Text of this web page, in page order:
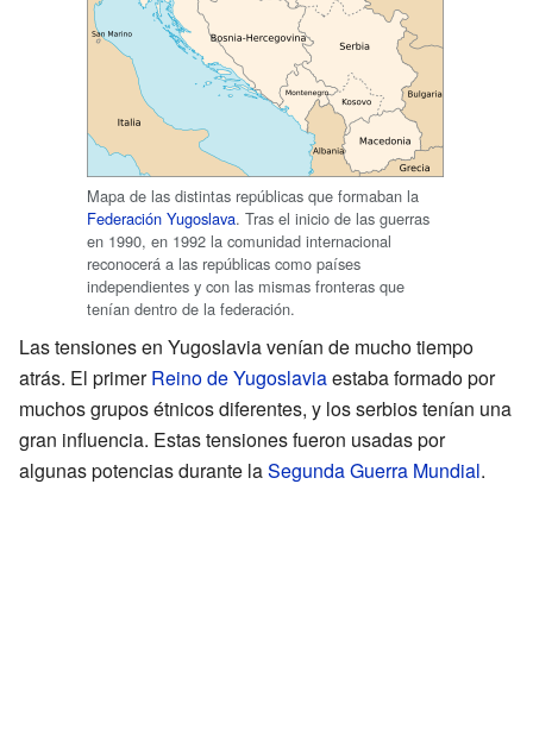
Mapa de las distintas repúblicas que formaban la
Federación Yugoslava. Tras el inicio de las guerras
en 1990, en 1992 la comunidad internacional
reconocerá a las repúblicas como países
independientes y con las mismas fronteras que
tenían dentro de la federación.
Las tensiones en Yugoslavia venían de mucho tiempo
atrás. El primerReino de Yugoslaviaestaba formado por
muchos grupos étnicos diferentes, y los serbios tenían una
gran influencia. Estas tensiones fueron usadas por
algunas potencias durante laSegunda Guerra Mundial.